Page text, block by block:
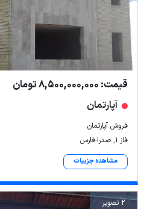
قیمت: 8,500,000,000 تومان
آپارتمان
فروش آپارتمان
فاز ۱, صدرا-فارس
مشاهده جزییات
2 تصویر